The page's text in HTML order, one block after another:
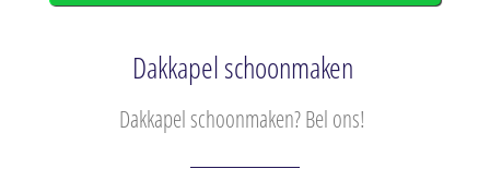
Dakkapel schoonmaken
Dakkapel schoonmaken? Bel ons!